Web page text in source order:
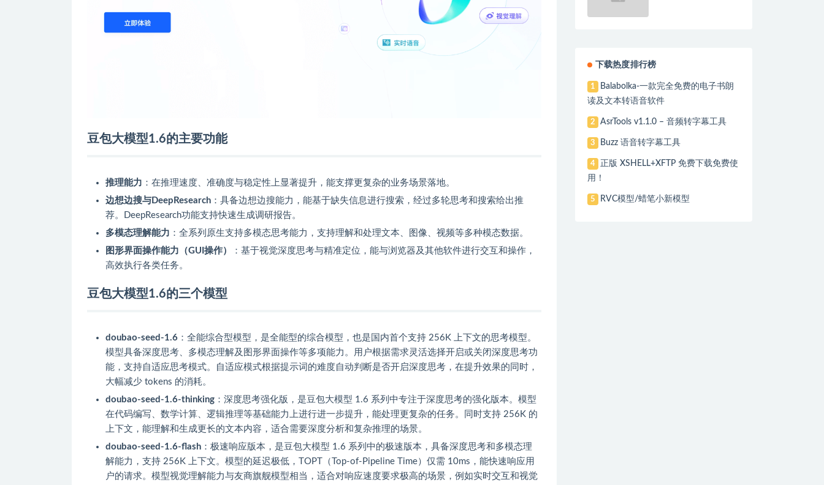
豆包大模型1.6的主要功能
推理能力 ：在推理速度、准确度与稳定性上显著提升，能支撑更复杂的业务场景落地。
边想边搜与DeepResearch ：具备边想边搜能力，能基于缺失信息进行搜索，经过多轮思考和搜索给出推
荐。DeepResearch功能支持快速生成调研报告。
多模态理解能力 ：全系列原生支持多模态思考能力，支持理解和处理文本、图像、视频等多种模态数据。
图形界面操作能力（GUI操作）
：基于视觉深度思考与精准定位，能与浏览器及其他软件进行交互和操作，
高效执行各类任务。
豆包大模型1.6的三个模型
doubao-seed-1.6 ：全能综合型模型，是全能型的综合模型，也是国内首个支持 256K 上下文的思考模型。
模型具备深度思考、多模态理解及图形界面操作等多项能力。用户根据需求灵活选择开启或关闭深度思考功
能，支持自适应思考模式。自适应模式根据提示词的难度自动判断是否开启深度思考，在提升效果的同时，
大幅减少 tokens 的消耗。
doubao-seed-1.6-thinking ：深度思考强化版，是豆包大模型 1.6 系列中专注于深度思考的强化版本。模型
在代码编写、数学计算、逻辑推理等基础能力上进行进一步提升，能处理更复杂的任务。同时支持 256K 的
上下文，能理解和生成更长的文本内容，适合需要深度分析和复杂推理的场景。
doubao-seed-1.6-flash ：极速响应版本，是豆包大模型 1.6 系列中的极速版本，具备深度思考和多模态理
解能力，支持 256K 上下文。模型的延迟极低，TOPT（Top-of-Pipeline Time）仅需 10ms，能快速响应用
户的请求。模型视觉理解能力与友商旗舰模型相当，适合对响应速度要求极高的场景，例如实时交互和视觉
下载热度排行榜
1
Balabolka-一款完全免费的电子书朗
读及文本转语音软件
2 AsrTools v1.1.0 – 音频转字幕工具
3 Buzz 语音转字幕工具
4
正版 XSHELL+XFTP 免费下载免费使
用！
5 RVC模型/蜡笔小新模型